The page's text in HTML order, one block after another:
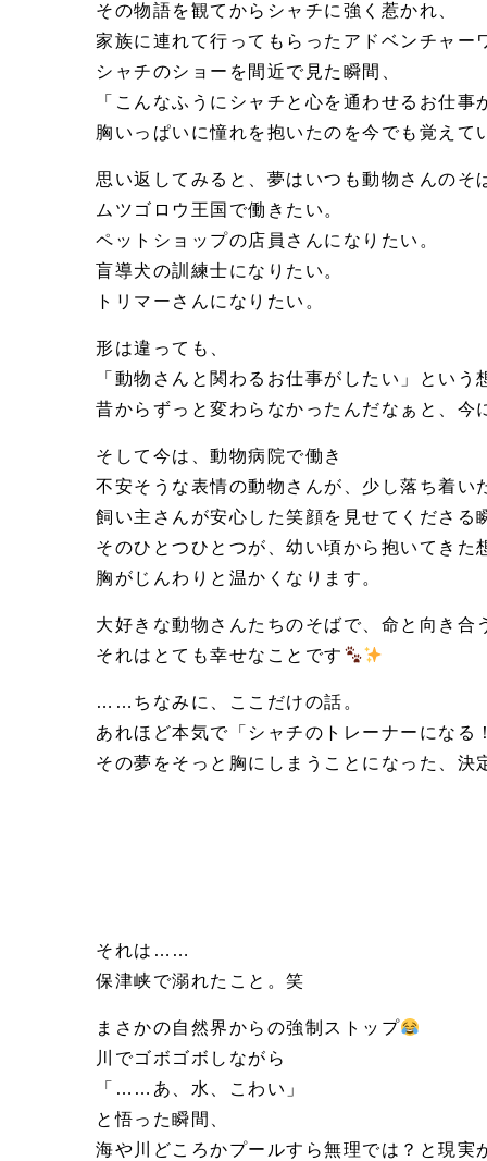
その物語を観てからシャチに強く惹かれ、
家族に連れて行ってもらったアドベンチャー
シャチのショーを間近で見た瞬間、
「こんなふうにシャチと心を通わせるお仕事
胸いっぱいに憧れを抱いたのを今でも覚えて
思い返してみると、夢はいつも動物さんのそ
ムツゴロウ王国で働きたい。
ペットショップの店員さんになりたい。
盲導犬の訓練士になりたい。
トリマーさんになりたい。
形は違っても、
「動物さんと関わるお仕事がしたい」という
昔からずっと変わらなかったんだなぁと、今
そして今は、動物病院で働き
不安そうな表情の動物さんが、少し落ち着い
飼い主さんが安心した笑顔を見せてくださる
そのひとつひとつが、幼い頃から抱いてきた
胸がじんわりと温かくなります。
大好きな動物さんたちのそばで、命と向き合
それはとても幸せなことです
……ちなみに、ここだけの話。
あれほど本気で「シャチのトレーナーになる
その夢をそっと胸にしまうことになった、決
それは……
保津峡で溺れたこと。笑
まさかの自然界からの強制ストップ
川でゴボゴボしながら
「……あ、水、こわい」
と悟った瞬間、
海や川どころかプールすら無理では？と現実